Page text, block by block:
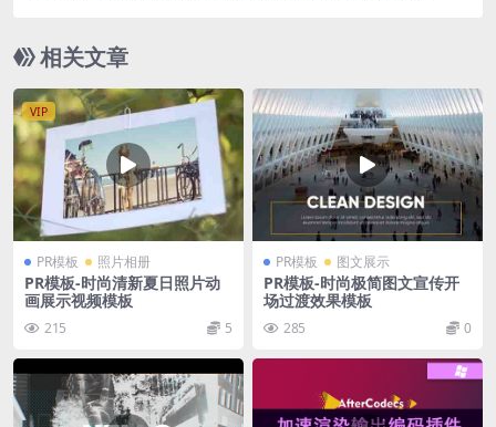
相关文章
VIP
PR模板 照片相册
PR模板-时尚清新夏日照片动
画展示视频模板
215 5
PR模板 图文展示
PR模板-时尚极简图文宣传开
场过渡效果模板
285 0